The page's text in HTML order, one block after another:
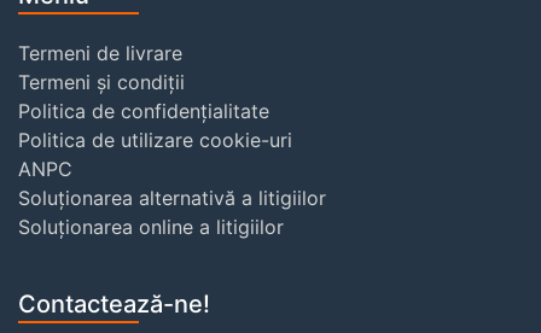
Termeni de livrare
Termeni și condiții
Politica de confidențialitate
Politica de utilizare cookie-uri
ANPC
Soluționarea alternativă a litigiilor
Soluționarea online a litigiilor
Contactează-ne!